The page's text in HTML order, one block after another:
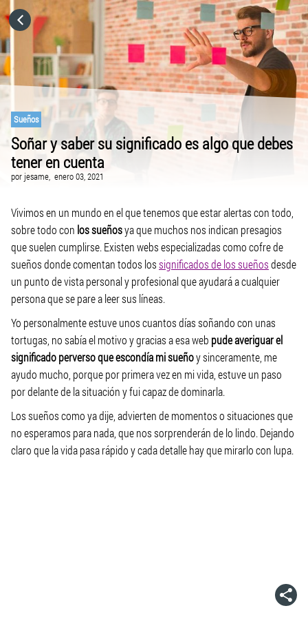
Sueños
Soñar y saber su significado es algo que debes
tener en cuenta
por jesame, enero 03, 2021
Vivimos en un mundo en el que tenemos que estar alertas con todo,
sobre todo con los sueñosya que muchos nos indican presagios
que suelen cumplirse. Existen webs especializadas como cofre de
sueños donde comentan todos lossignificados de los sueñosdesde
un punto de vista personal y profesional que ayudará a cualquier
persona que se pare a leer sus líneas.
Yo personalmente estuve unos cuantos días soñando con unas
tortugas, no sabía el motivo y gracias a esa web pude averiguar el
significado perverso que escondía mi sueñoy sinceramente, me
ayudo mucho, porque por primera vez en mi vida, estuve un paso
por delante de la situación y fui capaz de dominarla.
Los sueños como ya dije, advierten de momentos o situaciones que
no esperamos para nada, que nos sorprenderán de lo lindo. Dejando
claro que la vida pasa rápido y cada detalle hay que mirarlo con lupa.
HOME
CATEGORÍAS